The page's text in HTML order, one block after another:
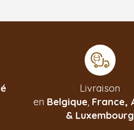
Livraison
en Belgique, France,
& Luxembourg